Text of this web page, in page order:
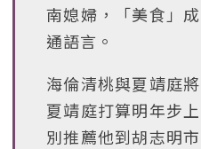
南媳婦，「美食」
通語言。
海倫清桃與夏靖庭
夏靖庭打算明年步
別推薦他到胡志明